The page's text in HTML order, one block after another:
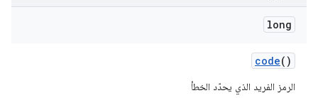
long
code()
الرمز الفريد الذي يحدّد الخطأ